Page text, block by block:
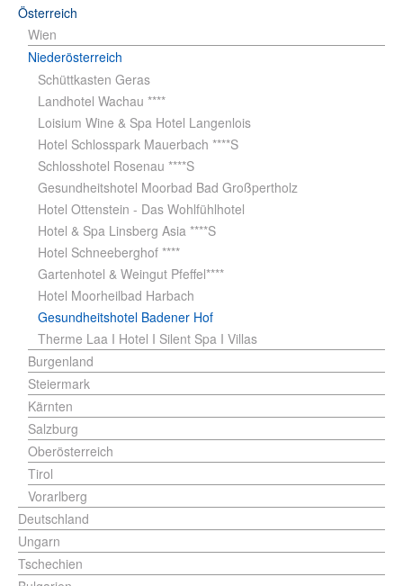
Österreich
Wien
Niederösterreich
Schüttkasten Geras
Landhotel Wachau ****
Loisium Wine & Spa Hotel Langenlois
Hotel Schlosspark Mauerbach ****S
Schlosshotel Rosenau ****S
Gesundheitshotel Moorbad Bad Großpertholz
Hotel Ottenstein - Das Wohlfühlhotel
Hotel & Spa Linsberg Asia ****S
Hotel Schneeberghof ****
Gartenhotel & Weingut Pfeffel****
Hotel Moorheilbad Harbach
Gesundheitshotel Badener Hof
Therme Laa I Hotel I Silent Spa I Villas
Burgenland
Steiermark
Kärnten
Salzburg
Oberösterreich
Tirol
Vorarlberg
Deutschland
Ungarn
Tschechien